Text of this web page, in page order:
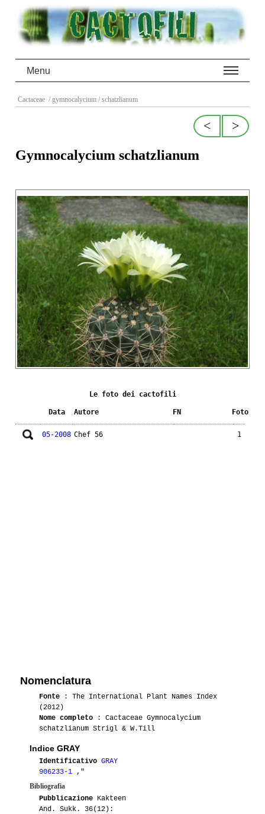
Menu
Cactaceae / gymnocalycium / schatzlianum
>
<
Gymnocalycium schatzlianum
Le foto dei cactofili
Data Autore FN Foto
05-2008 Chef 56 1
Nomenclatura
Fonte : The International Plant Names Index
(2012)
Nome completo : Cactaceae Gymnocalycium
schatzlianum Strigl & W.Till
Indice GRAY
Identificativo GRAY
906233-1 ,"
Bibliografia
Pubblicazione Kakteen
And. Sukk. 36(12):